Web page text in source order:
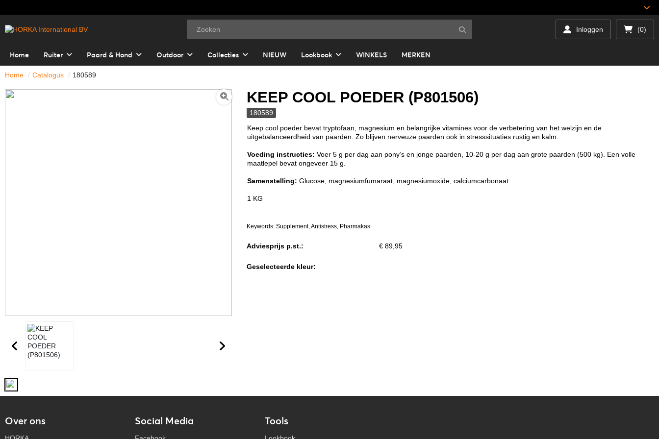
Inloggen (0)
Home Ruiter Paard & Hond Outdoor Collecties NIEUW Lookbook WINKELS MERKEN
Home Catalogus 180589
KEEP COOL POEDER (P801506)
180589
Keep cool poeder bevat tryptofaan, magnesium en belangrijke vitamines voor de verbetering van het welzijn en de
uitgebalanceerdheid van paarden. Zo blijven nerveuze paarden ook in stresssituaties rustig en kalm.
Voeding instructies: Voer 5 g per dag aan pony’s en jonge paarden, 10-20 g per dag aan grote paarden (500 kg). Een volle
maatlepel bevat ongeveer 15 g.
Samenstelling: Glucose, magnesiumfumaraat, magnesiumoxide, calciumcarbonaat
1 KG
Keywords: Supplement, Antistress, Pharmakas
Adviesprijs p.st.: € 89,95
Geselecteerde kleur:
Over ons Social Media Tools